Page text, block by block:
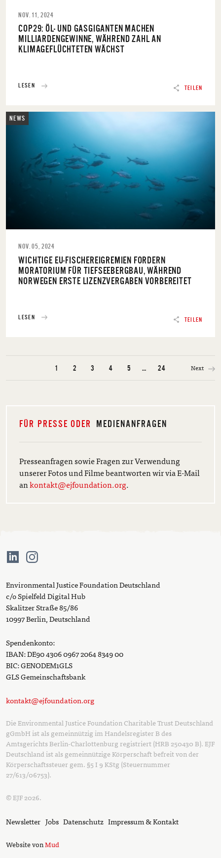
TEILEN
NOV. 11, 2024
COP29: ÖL- UND GASGIGANTEN MACHEN
MILLIARDENGEWINNE, WÄHREND ZAHL AN
KLIMAGEFLÜCHTETEN WÄCHST
LESEN
TEILEN
NEWS
NOV. 05, 2024
WICHTIGE EU-FISCHEREIGREMIEN FORDERN
MORATORIUM FÜR TIEFSEEBERGBAU, WÄHREND
NORWEGEN ERSTE LIZENZVERGABEN VORBEREITET
LESEN
1 2 3 4 5 … 24 Next
FÜR PRESSE ODER MEDIENANFRAGEN
Presseanfragen sowie Fragen zur Verwendung
unserer Fotos und Filme beantworten wir via E-Mail
ankontakt@ejfoundation.org.
Environmental Justice Foundation Deutschland
c/o Spielfeld Digital Hub
Skalitzer Straße 85/86
10997 Berlin, Deutschland
Spendenkonto:
IBAN: DE90 4306 0967 2064 8349 00
BIC: GENODEM1GLS
GLS Gemeinschaftsbank
kontakt@ejfoundation.org
Die Environmental Justice Foundation Charitable Trust Deutschland
gGmbH ist als gemeinnützig im Handelsregister B des
Amtsgerichts Berlin-Charlottenburg registriert (HRB 250430 B). EJF
Deutschland ist als gemeinnützige Körperschaft befreit von der
Körperschaftssteuer gem. §5 I 9 KStg (Steuernummer
27/613/06753).
© EJF 2026.
Newsletter Jobs Datenschutz Impressum & Kontakt
Website vonMud